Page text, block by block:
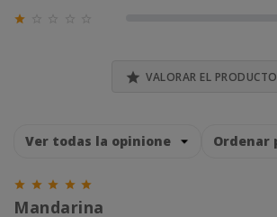

 VALORAR EL PRODUCTO
    
Mandarina